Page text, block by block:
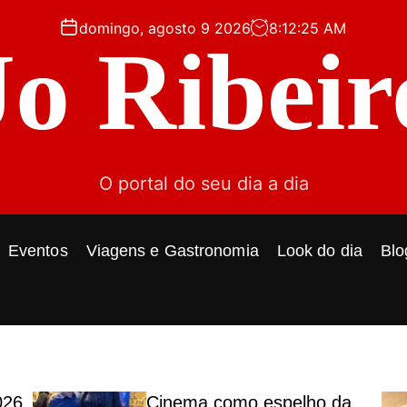
domingo, agosto 9 2026 8:12:27 AM
O portal do seu dia a dia
Eventos Viagens e Gastronomia Look do dia
Cinema como espelho da